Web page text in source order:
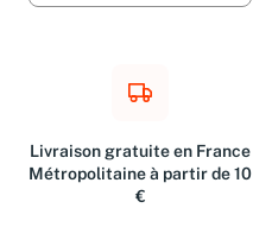
Livraison gratuite en France
Métropolitaine à partir de 10
€